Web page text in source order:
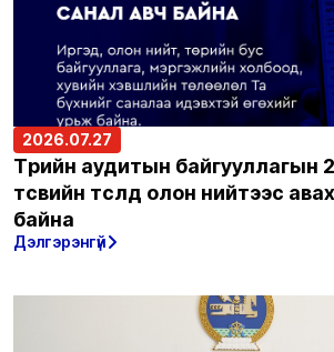
2026.07.27
Төрийн аудитын байгууллагын
төсвийн төсөлд олон нийтээс
байна
Дэлгэрэнгүй